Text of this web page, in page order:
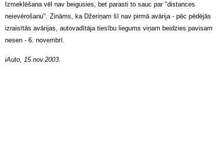
Izmeklēšana vēl nav beigusies, bet parasti to sauc par "distances
neievērošanu". Zināms, ka Džeriņam šī nav pirmā avārija - pēc pēdējās
izraisītās avārijas, autovadītāja tiesību liegums viņam beidzies pavisam
nesen - 6. novembrī.
iAuto, 15.nov.2003.